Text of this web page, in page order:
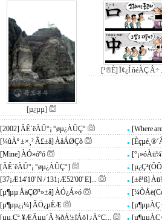
[µ¿µµ]
[¹®È­] Ï¢¿Í ñéÀÇ Â÷
[2002] ÃÊ´ëÀÛ°¡ °øµ¿ÀÛÇ°
[Where
[¼ûÀº ±×¸² Ã£±â] ÀåÁØÇõ
[Mine] ÀÓ»óºó
[ÃÊ´ëÀÛ°¡ °øµ¿ÀÛÇ°]
[37¡Æ14'10' N / 131¡Æ52'00' E]...
[±ê¹ß]
[µ¶µµ ÅäÇØ³»±â] ÀÓ¿Á»ó
[µ¶µµ¿¡¼­] ÃÖ¿µÈÆ
[µ¶µµÀÇ
[µµ.Çª¸¥ÆÄµµ´Â ¾ðÁ¦±îÁö] ¿À°Ç...
[µ¶µµÀÇ